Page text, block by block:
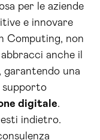
per le aziende
e innovare
Computing, non
anche il
una
supporto
digitale.
indietro.